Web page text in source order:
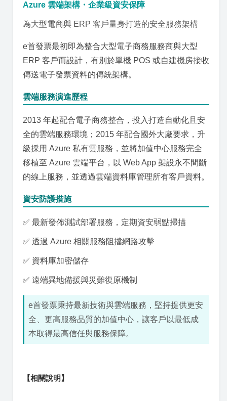
Azure 雲端架構・企業級資安保障
為大型電商與 ERP 客戶量身打造的安全服務架構
e首發票最初即為整合大型電子商務服務商與大型
ERP 客戶而設計，有別於單機 POS 或自建機房接收
傳送電子發票資料的傳統架構。
雲端服務演進歷程
2013 年起配合電子商務整合，投入打造自動化且安
全的雲端服務環境；2015 年配合國外大廠要求，升
級採用 Azure 私有雲服務，並將加值中心服務完全
移植至 Azure 雲端平台，以 Web App 架設永不間斷
的線上服務，並透過雲端資料庫管理所有客戶資料。
資安防護措施
✅ 最新發佈測試部署服務，定期資安弱點掃描
✅ 透過 Azure 相關服務阻擋網路攻擊
✅ 資料庫加密儲存
✅ 遠端異地備援與災難復原機制
e首發票秉持最新技術與雲端服務，堅持提供更安
全、更高服務品質的加值中心，讓客戶以最低成
本取得最高信任與服務保障。
【相關說明】